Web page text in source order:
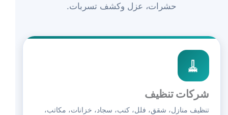
حشرات، عزل وكشف تسربات.
🧹
شركات تنظيف
تنظيف منازل، شقق، فلل، كنب، سجاد، خزانات، مكاتب،